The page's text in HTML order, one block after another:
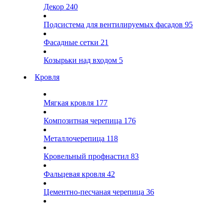
Декор 240
Подсистема для вентилируемых фасадов 95
Фасадные сетки 21
Козырьки над входом 5
Кровля
Мягкая кровля 177
Композитная черепица 176
Металлочерепица 118
Кровельный профнастил 83
Фальцевая кровля 42
Цементно-песчаная черепица 36